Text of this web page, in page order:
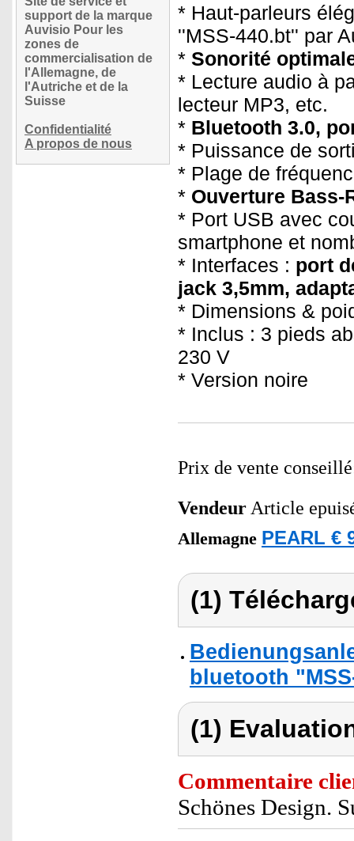
support de la marque
Auvisio Pour les
zones de
commercialisation de
l'Allemagne, de
l'Autriche et de la
Suisse
Confidentialité
A propos de nous
* Haut-parleurs
''MSS-440.bt'' par
* Sonorité
* Lecture audio à
lecteur MP3, etc.
* Bluetooth 3.0,
* Puissance de
* Plage de
* Ouverture Bass-
* Port USB avec
smartphone et
* Interfaces : port
jack 3,5mm,
* Dimensions &
* Inclus : 3 pieds
230 V
* Version noire
Prix de vente
Vendeur Article
Allemagne PEARL €
(1)
bluetooth
(1)
Commentaire
Schönes Design.